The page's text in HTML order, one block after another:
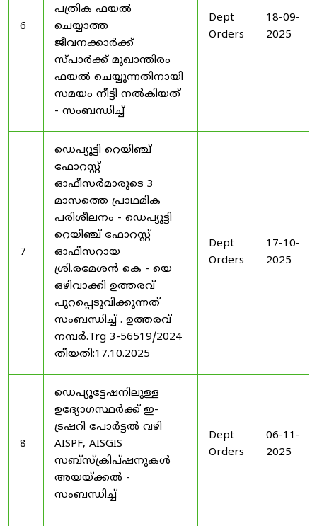
6
പത്രിക ഫയൽ
ചെയ്യാത്ത
ജീവനക്കാർക്ക്
സ്പാർക്ക് മുഖാന്തിരം
ഫയൽ ചെയ്യുന്നതിനായി
സമയം നീട്ടി നൽകിയത്
- സംബന്ധിച്ച്
Dept
Orders
18-09-
2025
7
ഡെപ്യൂട്ടി റെയിഞ്ച്
ഫോറസ്റ്റ്
ഓഫീസർമാരുടെ 3
മാസത്തെ പ്രാഥമിക
പരിശീലനം - ഡെപ്യൂട്ടി
റെയിഞ്ച് ഫോറസ്റ്റ്
ഓഫീസറായ
ശ്രി.രമേശൻ കെ - യെ
ഒഴിവാക്കി ഉത്തരവ്
പുറപ്പെടുവിക്കുന്നത്
സംബന്ധിച്ച് . ഉത്തരവ്
നമ്പർ.Trg 3-56519/2024
തീയതി:17.10.2025
Dept
Orders
17-10-
2025
8
ഡെപ്യൂട്ടേഷനിലുള്ള
ഉദ്യോഗസ്ഥർക്ക് ഇ-
ട്രഷറി പോർട്ടൽ വഴി
AISPF, AISGIS
സബ്‌സ്‌ക്രിപ്‌ഷനുകൾ
അയയ്ക്കൽ -
സംബന്ധിച്ച്
Dept
Orders
06-11-
2025